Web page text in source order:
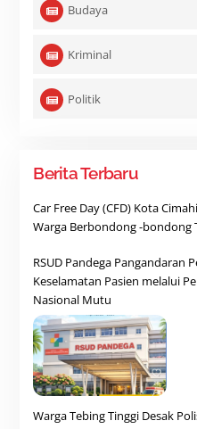
Budaya
Kriminal
Politik
Berita Terbaru
Car Free Day (CFD) Kota
Warga Berbondong -bondong
RSUD Pandega
Keselamatan Pasien melalui
Nasional Mutu
Warga Tebing Tinggi Desak